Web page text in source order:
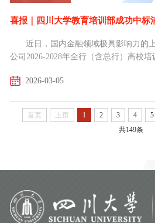
近日，国内金融领域极具影响力的
公司2026-2028年全行（含总行）高校
部凭借卓越的综合实力、深厚的学术底
应商”的骄人成绩，成为浦发银行未来
伙伴！实力认证：鏖战全国名校，问鼎
2026-03-05
首页 上页 1 2 3 4 5
共149条